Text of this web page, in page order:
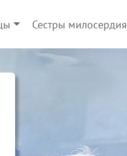
Сестры милосердия